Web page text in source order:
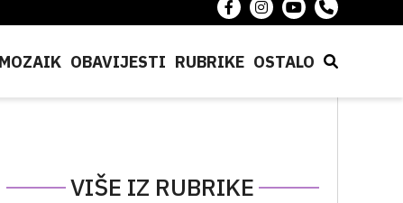
MOZAIK OBAVIJESTI RUBRIKE OSTALO
VIŠE IZ RUBRIKE